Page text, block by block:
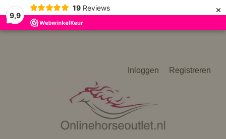
9,9
19 Reviews ×
Inloggen Registreren